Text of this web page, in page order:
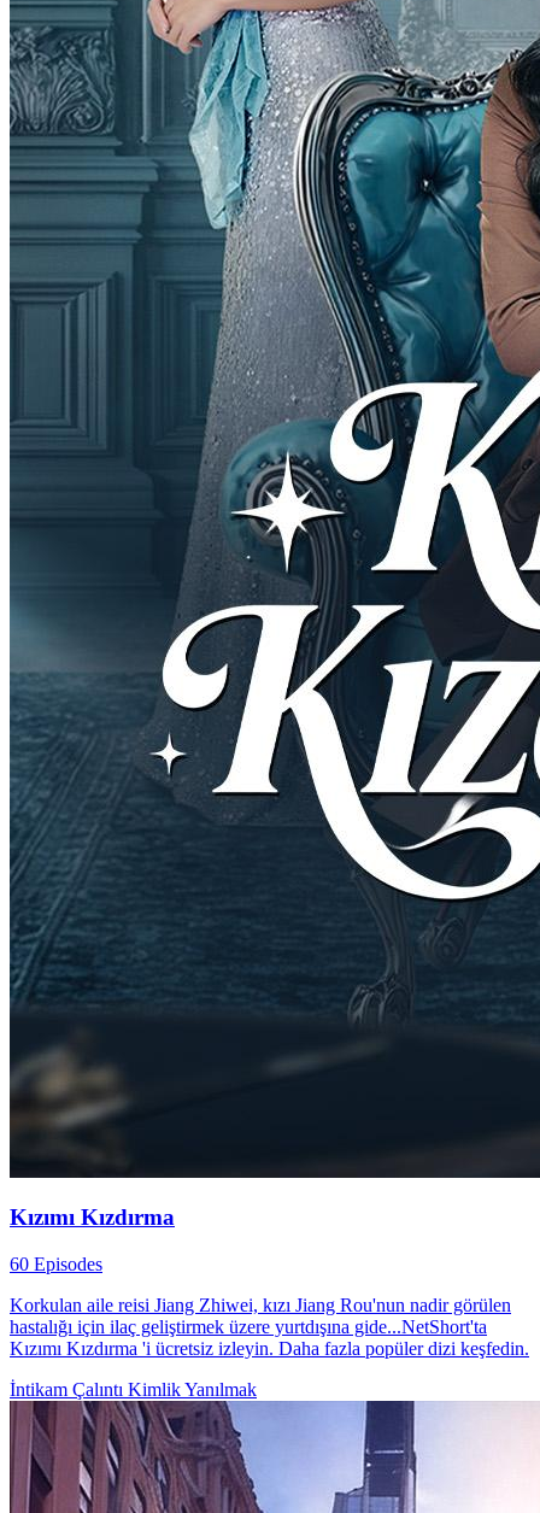
Kızımı Kızdırma
60 Episodes
Korkulan aile reisi Jiang Zhiwei, kızı Jiang Rou'nun nadir görülen
hastalığı için ilaç geliştirmek üzere yurtdışına gide...NetShort'ta
Kızımı Kızdırma 'i ücretsiz izleyin. Daha fazla popüler dizi keşfedin.
İntikam Çalıntı KimlikYanılmak